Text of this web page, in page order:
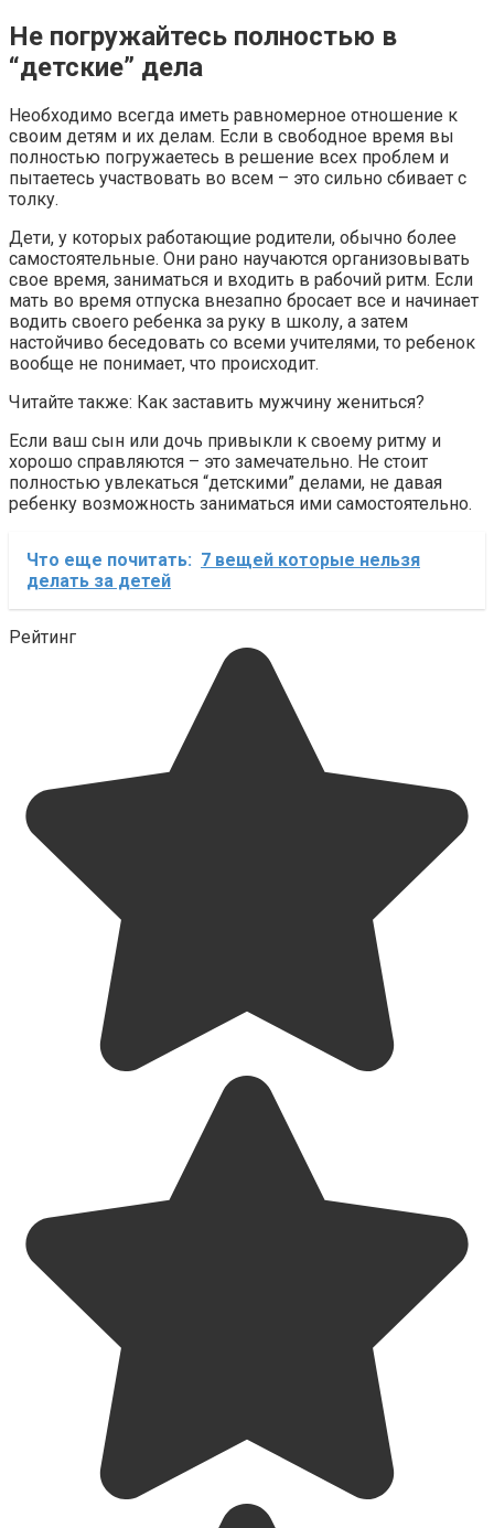
Не погружайтесь полностью в
“детские” дела
Необходимо всегда иметь равномерное отношение к
своим детям и их делам. Если в свободное время вы
полностью погружаетесь в решение всех проблем и
пытаетесь участвовать во всем – это сильно сбивает с
толку.
Дети, у которых работающие родители, обычно более
самостоятельные. Они рано научаются организовывать
свое время, заниматься и входить в рабочий ритм. Если
мать во время отпуска внезапно бросает все и начинает
водить своего ребенка за руку в школу, а затем
настойчиво беседовать со всеми учителями, то ребенок
вообще не понимает, что происходит.
Читайте также: Как заставить мужчину жениться?
Если ваш сын или дочь привыкли к своему ритму и
хорошо справляются – это замечательно. Не стоит
полностью увлекаться “детскими” делами, не давая
ребенку возможность заниматься ими самостоятельно.
Что еще почитать: 7 вещей которые нельзя
делать за детей
Рейтинг